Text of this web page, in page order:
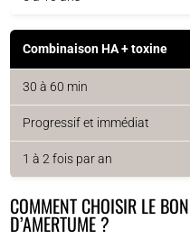
Combinaison HA + toxine
30 à 60 min
Progressif et immédiat
1 à 2 fois par an
COMMENT CHOISIR LE
D’AMERTUME ?